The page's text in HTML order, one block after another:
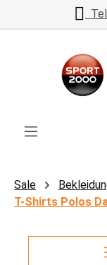
Zum Hauptinhalt
Sale
T-Shirts Polos